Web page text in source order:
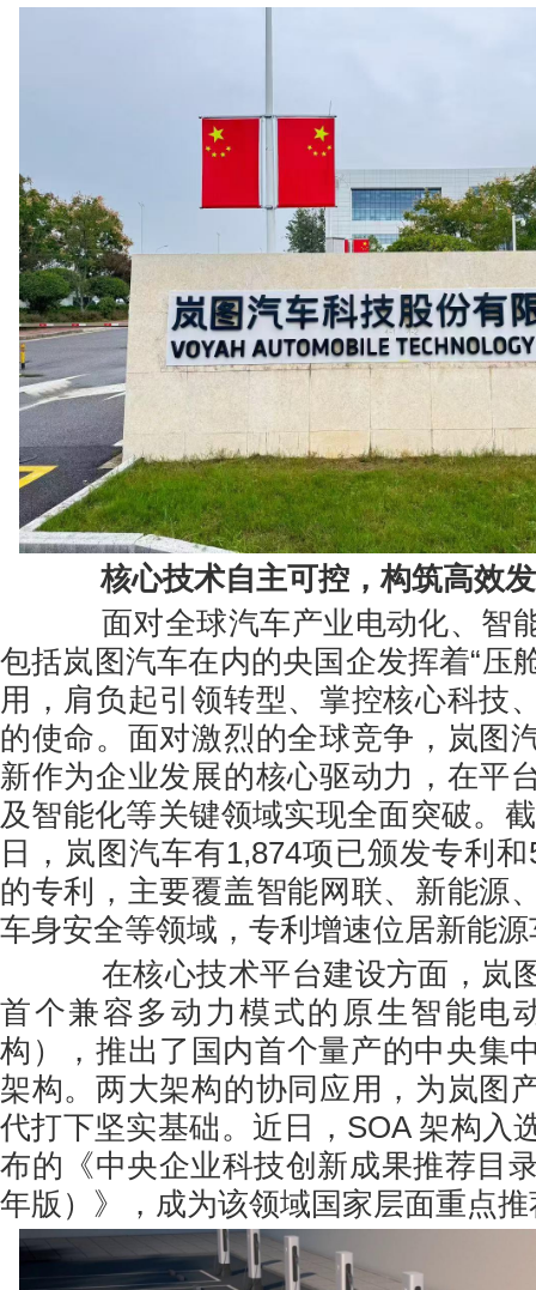
核心技术自主可控，构筑高效
面对全球汽车产业电动化、智
包括岚图汽车在内的央国企发挥着“压
用，肩负起引领转型、掌控核心科技
的使命。面对激烈的全球竞争，岚图
新作为企业发展的核心驱动力，在平
及智能化等关键领域实现全面突破。
日，岚图汽车有1,874项已颁发专利
的专利，主要覆盖智能网联、新能源
车身安全等领域，专利增速位居新能
在核心技术平台建设方面，岚
首个兼容多动力模式的原生智能电
构），推出了国内首个量产的中央集
架构。两大架构的协同应用，为岚图
代打下坚实基础。近日，SOA 架构入
布的《中央企业科技创新成果推荐目
年版）》，成为该领域国家层面重点